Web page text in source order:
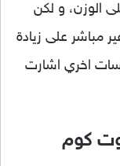
الوزن، و لكن
مباشر على زيادة
اخري اشارت
كوم